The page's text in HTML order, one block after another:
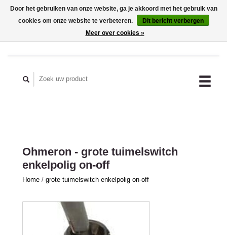
MIJN ACCOUNT
Ohmeron - grote tuimelswitch
enkelpolig on-off
Home / grote tuimelswitch enkelpolig on-off
Door het gebruiken van onze website, ga je akkoord met het gebruik van
cookies om onze website te verbeteren.
Dit bericht verbergen
Meer over cookies »